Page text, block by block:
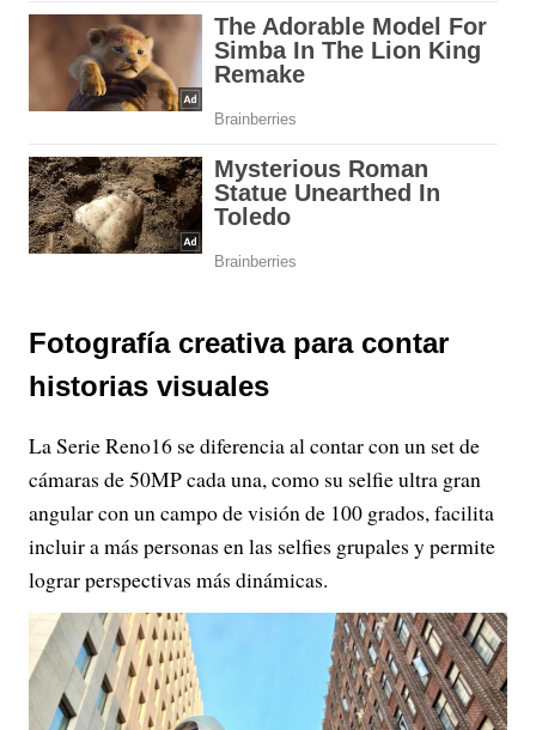
Fotografía creativa para contar
historias visuales
La Serie Reno16 se diferencia al contar con un set de
cámaras de 50MP cada una, como su selfie ultra gran
angular con un campo de visión de 100 grados, facilita
incluir a más personas en las selfies grupales y permite
lograr perspectivas más dinámicas.